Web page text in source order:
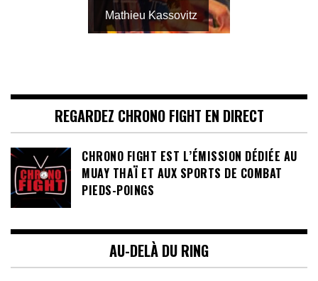
Mathieu Kassovitz
REGARDEZ CHRONO FIGHT EN DIRECT
CHRONO FIGHT EST L’ÉMISSION DÉDIÉE AU
MUAY THAÏ ET AUX SPORTS DE COMBAT
PIEDS-POINGS
AU-DELÀ DU RING